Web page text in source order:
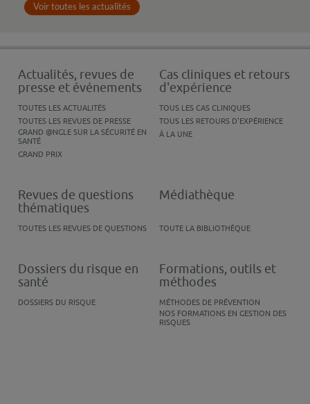
Voir toutes les actualités
Actualités, revues de
presse et événements
TOUTES LES ACTUALITÉS
TOUTES LES REVUES DE PRESSE
GRAND @NGLE SUR LA SÉCURITÉ EN
SANTÉ
GRAND PRIX
Cas cliniques et retours
d'expérience
TOUS LES CAS CLINIQUES
TOUS LES RETOURS D'EXPÉRIENCE
À LA UNE
Revues de questions
thématiques
TOUTES LES REVUES DE QUESTIONS
Médiathèque
TOUTE LA BIBLIOTHÈQUE
Dossiers du risque en
santé
DOSSIERS DU RISQUE
Formations, outils et
méthodes
MÉTHODES DE PRÉVENTION
NOS FORMATIONS EN GESTION DES
RISQUES